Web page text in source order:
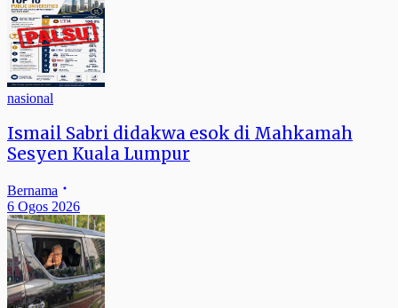
nasional
Ismail Sabri didakwa esok di Mahkamah
Sesyen Kuala Lumpur
Bernama
6 Ogos 2026